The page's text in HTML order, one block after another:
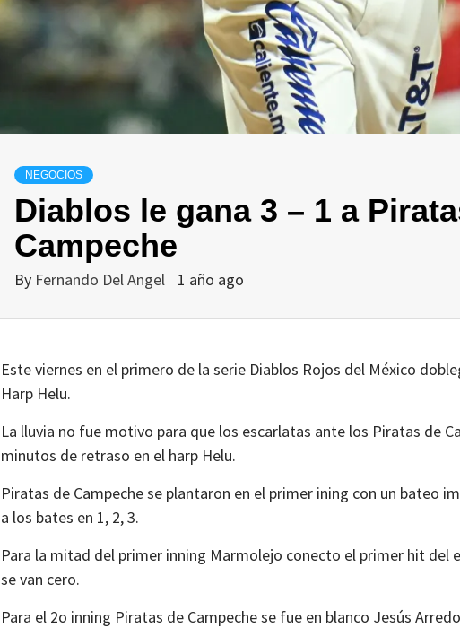
NEGOCIOS
Diablos le gana 3 – 1 a
Campeche
By Fernando Del Angel 1 año ago
Este viernes en el primero de la serie Diablos Rojos del México
Harp Helu.
La lluvia no fue motivo para que los escarlatas ante los Piratas de
minutos de retraso en el harp Helu.
Piratas de Campeche se plantaron en el primer ining con un bateo
a los bates en 1, 2, 3.
Para la mitad del primer inning Marmolejo conecto el primer hit del
se van cero.
Para el 2o inning Piratas de Campeche se fue en blanco Jesús